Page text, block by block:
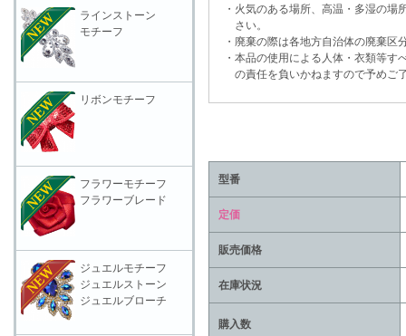
・火気のある場所、高温・多湿の場
さい。
・廃棄の際は各地方自治体の廃棄区
・本品の使用による人体・衣類等す
の責任を負いかねますので予めご
型番
定価
販売価格
在庫状況
購入数
ラインストーン
モチーフ
リボンモチーフ
フラワーモチーフ
フラワーブレード
ジュエルモチーフ
ジュエルストーン
ジュエルブローチ